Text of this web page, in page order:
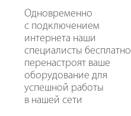
Одновременно
с подключением
интернета наши
специалисты бесплатно
перенастроят ваше
оборудование для
успешной работы
в нашей сети